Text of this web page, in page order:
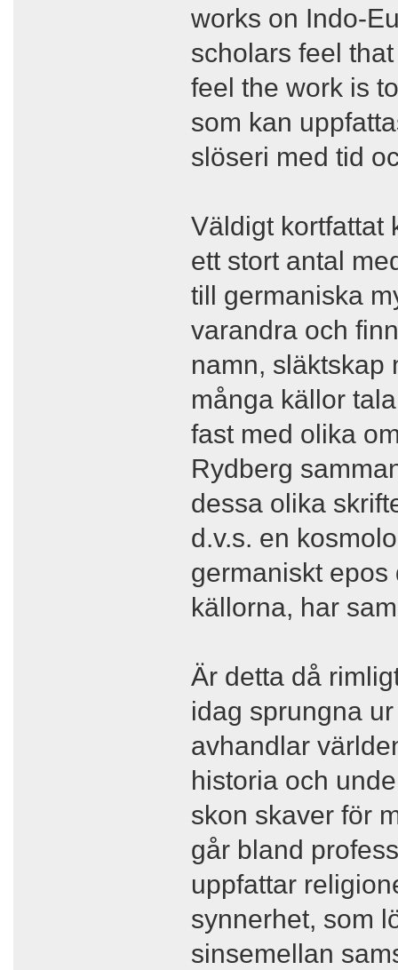
works on Indo-
scholars feel
feel the work is
som kan
slöseri med tid
Väldigt kortfattat
ett stort antal
till germaniska
varandra och
namn, släktskap
många källor
fast med olika
Rydberg
dessa olika
d.v.s. en
germaniskt
källorna, har
Är detta då
idag sprungna
avhandlar
historia och
skon skaver för
går bland
uppfattar
synnerhet, som
sinsemellan